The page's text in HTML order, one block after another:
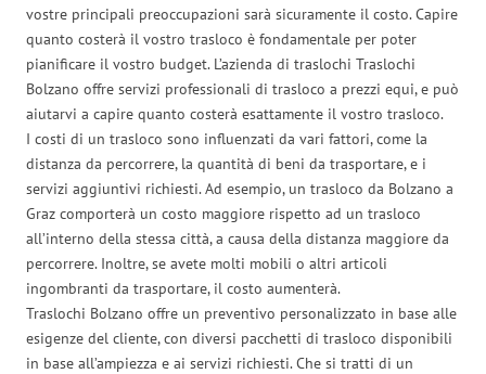
vostre principali preoccupazioni sarà sicuramente il costo. Capire
quanto costerà il vostro trasloco è fondamentale per poter
pianificare il vostro budget. L’azienda di traslochi Traslochi
Bolzano offre servizi professionali di trasloco a prezzi equi, e può
aiutarvi a capire quanto costerà esattamente il vostro trasloco.
I costi di un trasloco sono influenzati da vari fattori, come la
distanza da percorrere, la quantità di beni da trasportare, e i
servizi aggiuntivi richiesti. Ad esempio, un trasloco da Bolzano a
Graz comporterà un costo maggiore rispetto ad un trasloco
all’interno della stessa città, a causa della distanza maggiore da
percorrere. Inoltre, se avete molti mobili o altri articoli
ingombranti da trasportare, il costo aumenterà.
Traslochi Bolzano offre un preventivo personalizzato in base alle
esigenze del cliente, con diversi pacchetti di trasloco disponibili
in base all’ampiezza e ai servizi richiesti. Che si tratti di un